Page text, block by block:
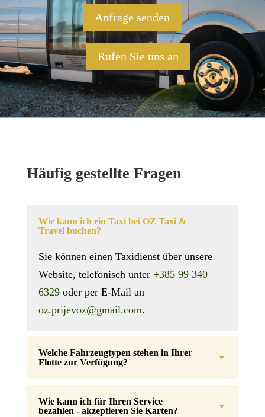
Anfrage senden
Rufen Sie uns an
Häufig gestellte Fragen
Wie kann ich ein Taxi bei OZ Taxi &
Travel buchen?
Sie können einen Taxidienst über unsere
Website, telefonisch unter +385 99 340
6329oder per E-Mail an
oz.prijevoz@gmail.com.
Welche Fahrzeugtypen stehen in Ihrer
Flotte zur Verfügung?
Wie kann ich für Ihren Service
bezahlen - akzeptieren Sie Karten?